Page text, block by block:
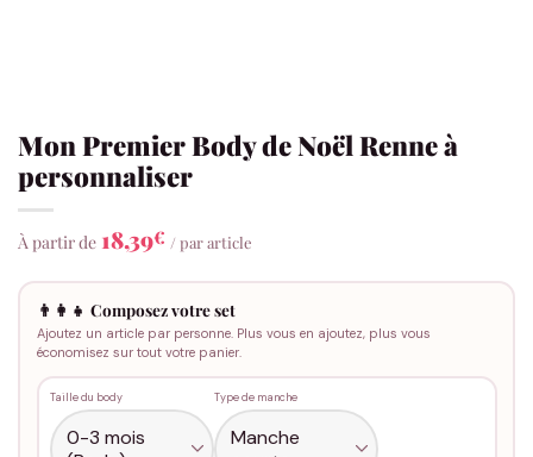
Mon Premier Body de Noël Renne à
personnaliser
À partir de 18,39€ / par article
👨‍👩‍👧 Composez votre set
Ajoutez un article par personne. Plus vous en ajoutez, plus vous
économisez sur tout votre panier.
Taille du body Type de manche